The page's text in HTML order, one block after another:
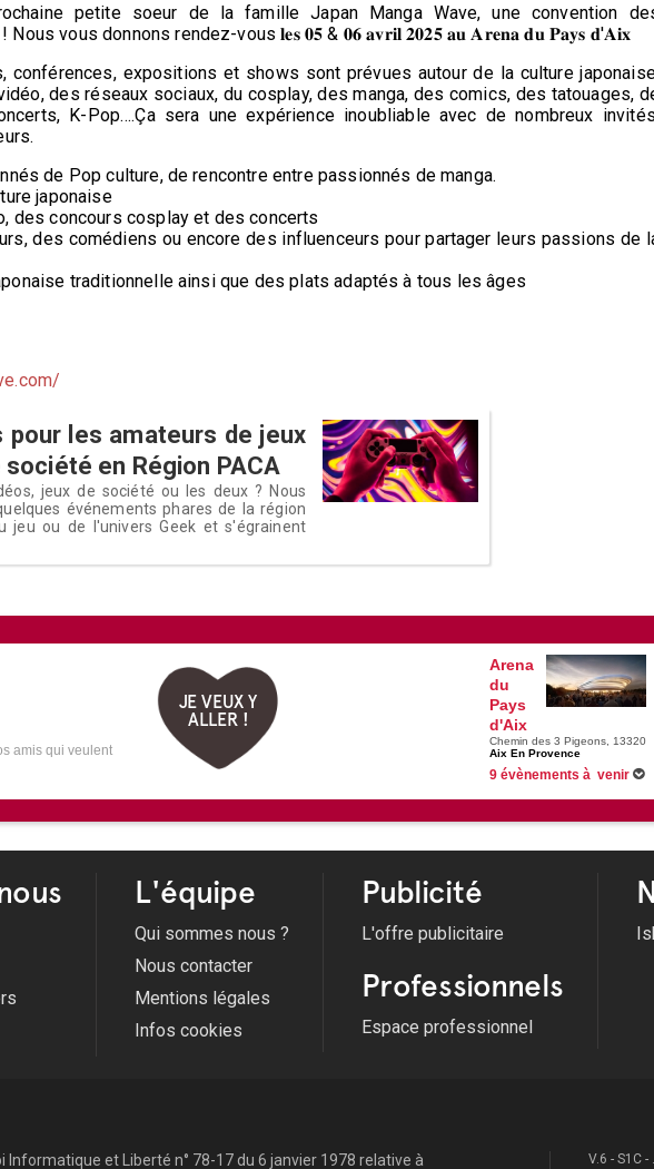
petite soeur de la famille Japan Manga Wave, une convention
vous donnons rendez-vous 𝐥𝐞𝐬 𝟎𝟓 & 𝟎𝟔 𝐚𝐯𝐫𝐢𝐥 𝟐𝟎𝟐𝟓 𝐚𝐮 𝐀𝐫𝐞𝐧𝐚 𝐝𝐮 𝐏𝐚𝐲𝐬 𝐝'𝐀𝐢𝐱
conférences, expositions et shows sont prévues autour de la culture
des réseaux sociaux, du cosplay, des manga, des comics, des tatouages,
K-Pop….Ça sera une expérience inoubliable avec de nombreux
de Pop culture, de rencontre entre passionnés de manga.
japonaise
des concours cosplay et des concerts
des comédiens ou encore des influenceurs pour partager leurs passions de
traditionnelle ainsi que des plats adaptés à tous les âges
pour les amateurs de jeux
en Région PACA
jeux de société ou les deux ? Nous
événements phares de la région
jeu ou de l'univers Geek et s'égrainent
amis qui veulent
JE VEUX Y
ALLER !
Arena
du
Pays
d'Aix
Chemin des 3 Pigeons, 13320
Aix En Provence
9 évènements à venir
26/09/2026 -La légende de
30/01/2027 -Toujours vivant -
Voir tous les évènements
L'équipe
Qui sommes nous ?
Nous contacter
Mentions légales
Infos cookies
Publicité
L'offre publicitaire
Professionnels
Espace professionnel
Informatique et Liberté n° 78-17 du 6 janvier 1978 relative à
V.6 - S1C